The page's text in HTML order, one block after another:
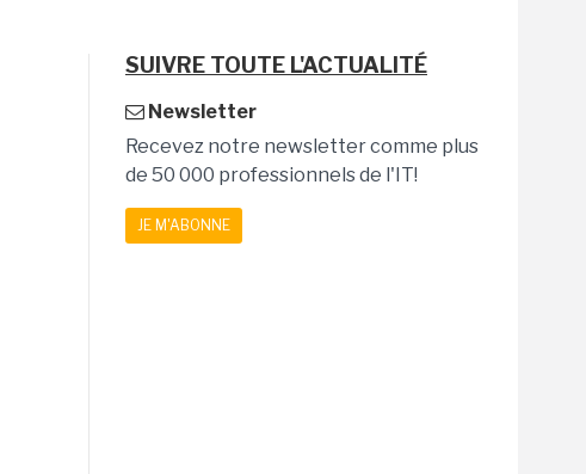
SUIVRE TOUTE L'ACTUALITÉ
Newsletter
Recevez notre newsletter comme plus
de 50 000 professionnels de l'IT!
JE M'ABONNE